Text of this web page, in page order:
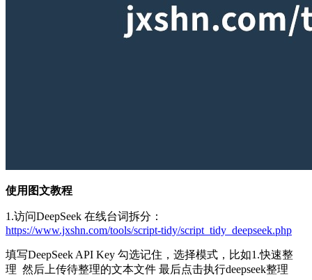
使用图文教程
1.访问DeepSeek 在线台词拆分：
https://www.jxshn.com/tools/script-tidy/script_tidy_deepseek.php
填写DeepSeek API Key 勾选记住，选择模式，比如1.快速整
理 然后上传待整理的文本文件 最后点击执行deepseek整理